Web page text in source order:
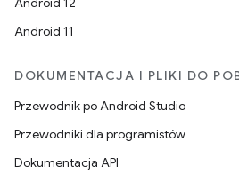
Android 11
DOKUMENTACJA I PLIKI DO
Przewodnik po Android Studio
Przewodniki dla programistów
Dokumentacja API